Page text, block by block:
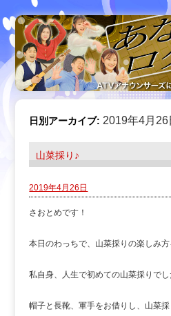
日別アーカイブ:2019年4月26
山菜採り♪
2019年4月26日
さおとめです！
本日のわっちで、山菜採りの楽しみ
私自身、人生で初めての山菜採りでし
帽子と長靴、軍手をお借りし、山菜採